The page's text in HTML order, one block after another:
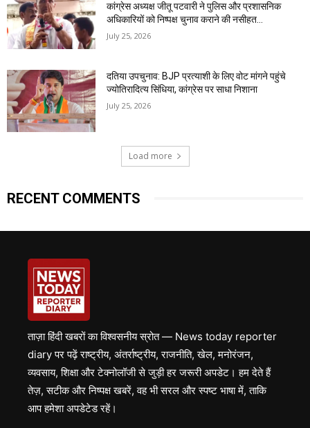
कांग्रेस अध्यक्ष जीतू पटवारी ने पुलिस और प्रशासनिक
अधिकारियों को निष्पक्ष चुनाव कराने की नसीहत...
July 25, 2026
दतिया उपचुनाव: BJP प्रत्याशी के लिए वोट मांगने पहुंचे
ज्योतिरादित्य सिंधिया, कांग्रेस पर साधा निशाना
July 25, 2026
Load more
RECENT COMMENTS
ताज़ा हिंदी खबरों का विश्वसनीय स्रोत — News today reporter
diary पर पढ़ें राष्ट्रीय, अंतर्राष्ट्रीय, राजनीति, खेल, मनोरंजन,
व्यवसाय, शिक्षा और टेक्नोलॉजी से जुड़ी हर जरूरी अपडेट। हम देते हैं
तेज़, सटीक और निष्पक्ष खबरें, वह भी सरल और स्पष्ट भाषा में, ताकि
आप हमेशा अपडेटेड रहें।